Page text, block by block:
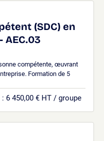
(SDC) en
compétente, œuvrant
Formation de 5
: 6 450,00 € HT / groupe